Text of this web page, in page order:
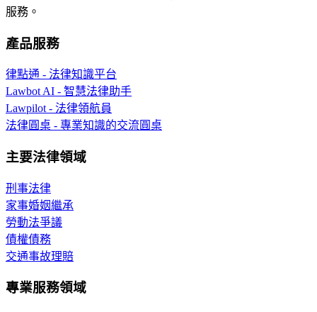
服務。
產品服務
律點通 - 法律知識平台
Lawbot AI - 智慧法律助手
Lawpilot - 法律領航員
法律圓桌 - 專業知識的交流圓桌
主要法律領域
刑事法律
家事婚姻繼承
勞動法爭議
債權債務
交通事故理賠
專業服務領域